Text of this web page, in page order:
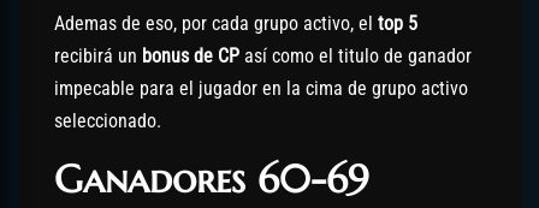
Ademas de eso, por cada grupo activo, el top 5
recibirá un bonus de CP así como el titulo de ganador
impecable para el jugador en la cima de grupo activo
seleccionado.
Ganadores 60-69